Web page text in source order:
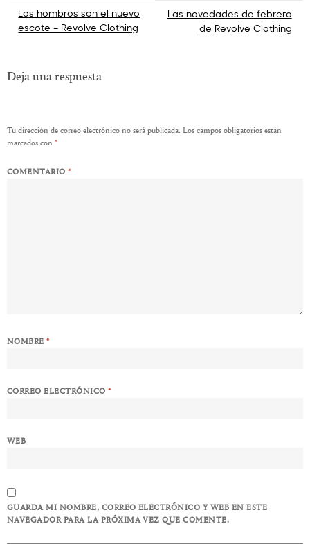
Navegación
de
Los hombros son el nuevo
escote – Revolve Clothing
Las novedades de febrero
de Revolve Clothing
Deja una respuesta
Tu dirección de correo electrónico no será publicada. Los campos obligatorios están
marcados con *
COMENTARIO*
NOMBRE*
CORREO ELECTRÓNICO*
WEB
GUARDA MI NOMBRE, CORREO ELECTRÓNICO Y WEB EN ESTE
NAVEGADOR PARA LA PRÓXIMA VEZ QUE COMENTE.